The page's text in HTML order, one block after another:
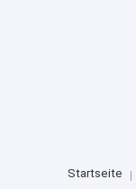
Startseite